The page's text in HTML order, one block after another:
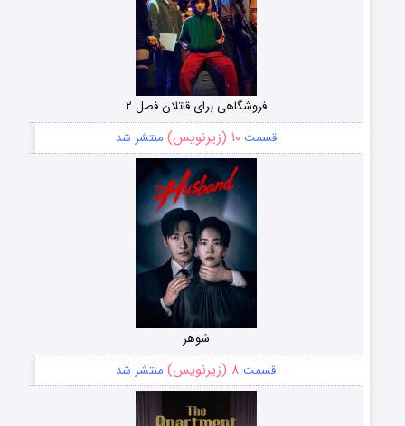
فروشگاهی برای قاتلان فصل ۲
قسمت۱۰ (زیرنویس) منتشر شد
شوهر
قسمت ۸ (زیرنویس) منتشر شد